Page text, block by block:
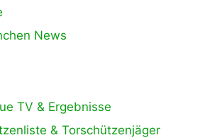
News
TV & Ergebnisse
& Torschützenjäger